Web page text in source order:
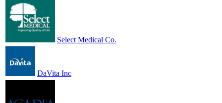
Select Medical Co.
DaVita Inc